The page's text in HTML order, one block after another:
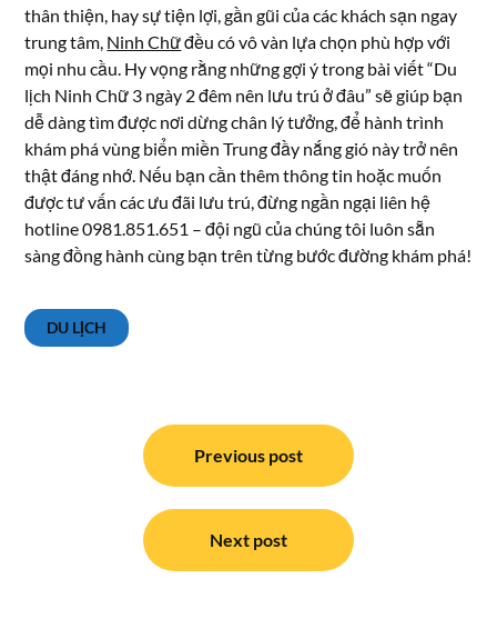
thân thiện, hay sự tiện lợi, gần gũi của các khách sạn ngay
trung tâm, Ninh Chữđều có vô vàn lựa chọn phù hợp với
mọi nhu cầu. Hy vọng rằng những gợi ý trong bài viết “Du
lịch Ninh Chữ 3 ngày 2 đêm nên lưu trú ở đâu” sẽ giúp bạn
dễ dàng tìm được nơi dừng chân lý tưởng, để hành trình
khám phá vùng biển miền Trung đầy nắng gió này trở nên
thật đáng nhớ. Nếu bạn cần thêm thông tin hoặc muốn
được tư vấn các ưu đãi lưu trú, đừng ngần ngại liên hệ
hotline 0981.851.651 – đội ngũ của chúng tôi luôn sẵn
sàng đồng hành cùng bạn trên từng bước đường khám phá!
DU LỊCH
Previous post
Next post